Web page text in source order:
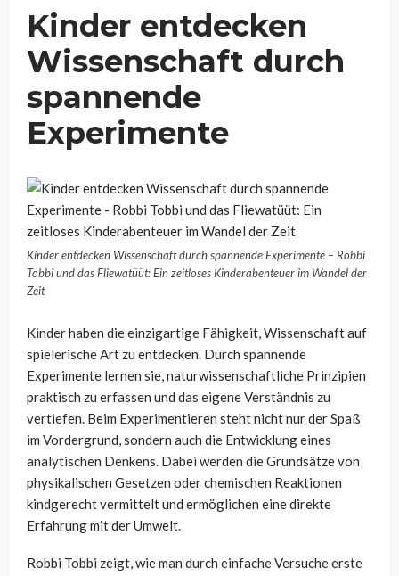
Kinder entdecken
Wissenschaft durch
spannende
Experimente
Kinder entdecken Wissenschaft durch spannende Experimente – Robbi
Tobbi und das Fliewatüüt: Ein zeitloses Kinderabenteuer im Wandel der
Zeit
Kinder haben die einzigartige Fähigkeit, Wissenschaft auf
spielerische Art zu entdecken. Durch spannende
Experimente lernen sie, naturwissenschaftliche Prinzipien
praktisch zu erfassen und das eigene Verständnis zu
vertiefen. Beim Experimentieren steht nicht nur der Spaß
im Vordergrund, sondern auch die Entwicklung eines
analytischen Denkens. Dabei werden die Grundsätze von
physikalischen Gesetzen oder chemischen Reaktionen
kindgerecht vermittelt und ermöglichen eine direkte
Erfahrung mit der Umwelt.
Robbi Tobbi zeigt, wie man durch einfache Versuche erste